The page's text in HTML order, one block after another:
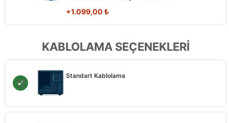
+1.099,00 ₺
KABLOLAMA SEÇENEKLERİ
Standart Kablolama